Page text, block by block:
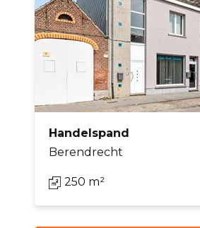
Handelspand
Berendrecht
250 m²